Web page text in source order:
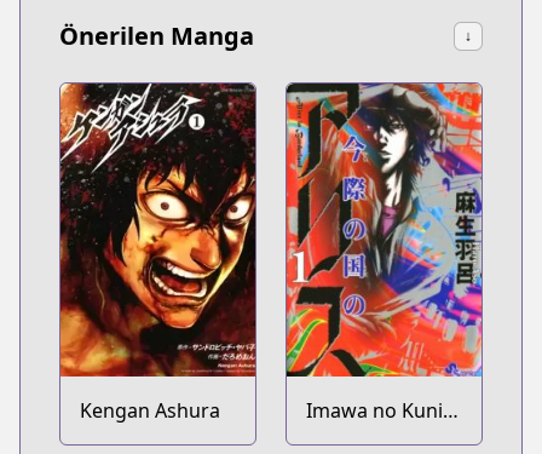
Önerilen Manga ↓
Kengan Ashura
Imawa no Kuni
no Alice